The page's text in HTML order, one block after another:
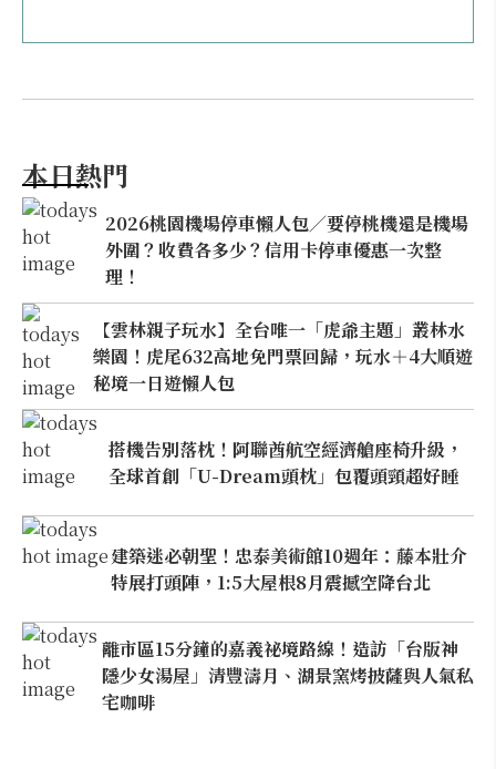
本日熱門
2026桃園機場停車懶人包／要停桃機還是機場
外圍？收費各多少？信用卡停車優惠一次整
理！
【雲林親子玩水】全台唯一「虎爺主題」叢林水
樂園！虎尾632高地免門票回歸，玩水＋4大順遊
秘境一日遊懶人包
搭機告別落枕！阿聯酋航空經濟艙座椅升級，
全球首創「U-Dream頭枕」包覆頭頸超好睡
建築迷必朝聖！忠泰美術館10週年：藤本壯介
特展打頭陣，1:5大屋根8月震撼空降台北
離市區15分鐘的嘉義祕境路線！造訪「台版神
隱少女湯屋」清豐濤月、湖景窯烤披薩與人氣私
宅咖啡